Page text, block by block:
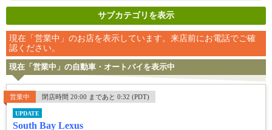
サブカテゴリを表示
現在「営業中」のお店を表示しています。来店前にお電話でご確
認ください。
現在「営業中」の自動車・オートバイを表示中
営業中 閉店時間 20:00 まであと 0:32 (PDT)
UPDATE
South Bay Lexus